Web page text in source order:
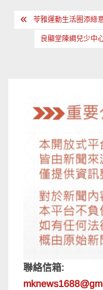
文 苓雅運動生活圈添綠
良顯堂陳綢兒少中
聯絡信箱: